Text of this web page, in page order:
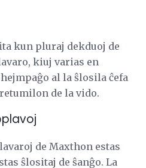
kun pluraj dekduoj de
kiuj varias en
al la ŝlosila ĉefa
de la vido.
de Maxthon estas
ŝlositaj de ŝanĝo. La